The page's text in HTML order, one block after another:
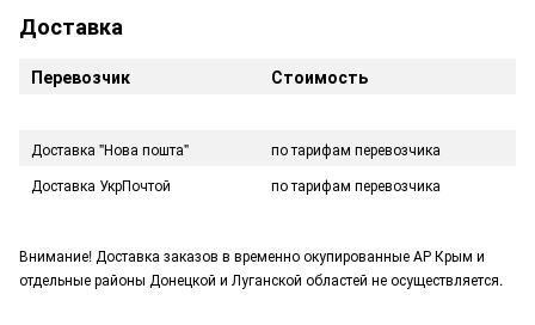
Доставка
Перевозчик Стоимость
Доставка "Нова пошта"
по тарифам перевозчика
Доставка УкрПочтой
по тарифам перевозчика
Внимание! Доставка заказов в временно окупированные АР Крым и
отдельные районы Донецкой и Луганской областей не осуществляется.